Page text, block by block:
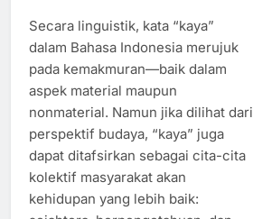
Secara linguistik, kata “kaya”
dalam Bahasa Indonesia merujuk
pada kemakmuran—baik dalam
aspek material maupun
nonmaterial. Namun jika dilihat dari
perspektif budaya, “kaya” juga
dapat ditafsirkan sebagai cita-cita
kolektif masyarakat akan
kehidupan yang lebih baik: